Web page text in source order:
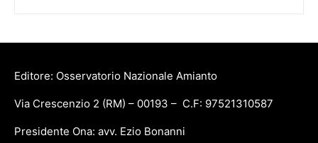
Editore: Osservatorio Nazionale Amianto
Via Crescenzio 2 (RM) – 00193 – C.F: 97521310587
Presidente Ona: avv. Ezio Bonanni